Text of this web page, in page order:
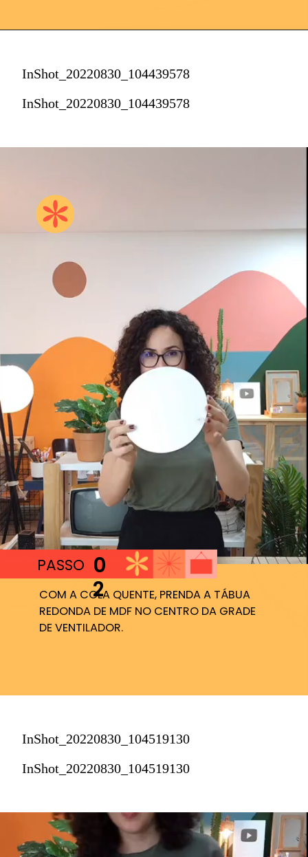
InShot_20220830_104439578
InShot_20220830_104439578
0
2
COM A COLA QUENTE, PRENDA A TÁBUA
REDONDA DE MDF NO CENTRO DA GRADE
DE VENTILADOR.
PASSO
InShot_20220830_104519130
InShot_20220830_104519130